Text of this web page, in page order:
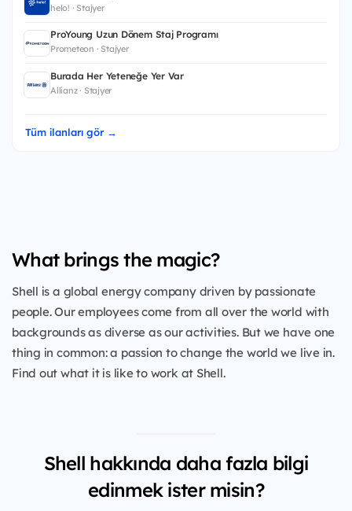
helo! · Stajyer
ProYoung Uzun Dönem Staj Programı
Prometeon · Stajyer
Burada Her Yeteneğe Yer Var
Allianz · Stajyer
Tüm ilanları gör →
What brings the magic?
Shell is a global energy company driven by passionate
people. Our employees come from all over the world with
backgrounds as diverse as our activities. But we have one
thing in common: a passion to change the world we live in.
Find out what it is like to work at Shell.
Shell hakkında daha fazla bilgi
edinmek ister misin?